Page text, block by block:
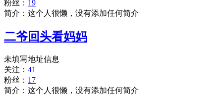
粉丝： 19
简介：这个人很懒，没有添加任何简介
二爷回头看妈妈
未填写地址信息
关注： 41
粉丝： 17
简介：这个人很懒，没有添加任何简介